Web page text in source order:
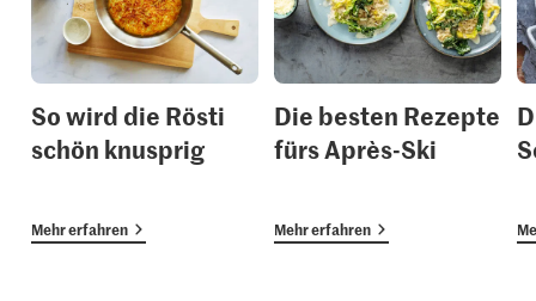
So wird die Rösti
schön knusprig
Mehr erfahren
Die besten Rezepte
fürs Après-Ski
Mehr erfahren